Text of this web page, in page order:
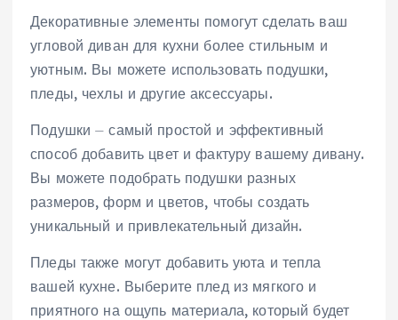
Декоративные элементы помогут сделать ваш
угловой диван для кухни более стильным и
уютным. Вы можете использовать подушки,
пледы, чехлы и другие аксессуары.
Подушки ⏤ самый простой и эффективный
способ добавить цвет и фактуру вашему дивану.
Вы можете подобрать подушки разных
размеров, форм и цветов, чтобы создать
уникальный и привлекательный дизайн.
Пледы также могут добавить уюта и тепла
вашей кухне. Выберите плед из мягкого и
приятного на ощупь материала, который будет